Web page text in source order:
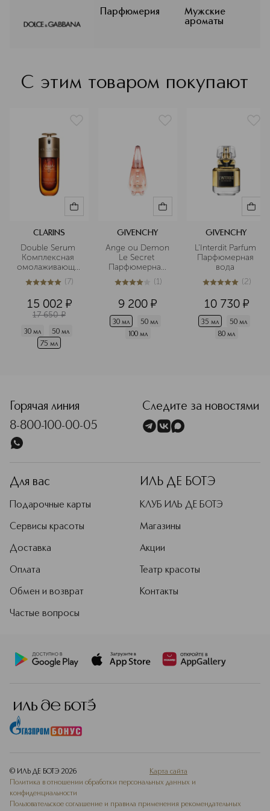
индивидуальности бренда в
уникальных композициях ароматов и
Подробнее
Парфюмерия
Мужские
ароматы
С этим товаром покупают
CLARINS
Double Serum
Комплексная
омолаживающая
двойная
сыворотка для
5из 57 (7)
15 002 ¤
17 650 ¤
30 мл
50 мл
75 мл
GIVENCHY
Ange ou Demon
Le Secret
Парфюмерная
вода
4из 51 (1)
9 200 ¤
30 мл
50 мл
100 мл
GIVENCHY
L'Interdit Parfum
Парфюмерная
5из 52 (2)
10 730 ¤
35 мл
50 мл
80 мл
Горячая линия
8-800-100-00-05
Следите за новостями
Для вас
Подарочные карты
Сервисы красоты
Доставка
Оплата
Обмен и возврат
Частые вопросы
ИЛЬ ДЕ БОТЭ
КЛУБ ИЛЬ ДЕ БОТЭ
Магазины
Акции
Театр красоты
Контакты
© ИЛЬ ДЕ БОТЭ 2026
Карта сайта
Политика в отношении обработки персональных данных и
конфиденциальности
Пользовательское соглашение и правила применения рекомендательных